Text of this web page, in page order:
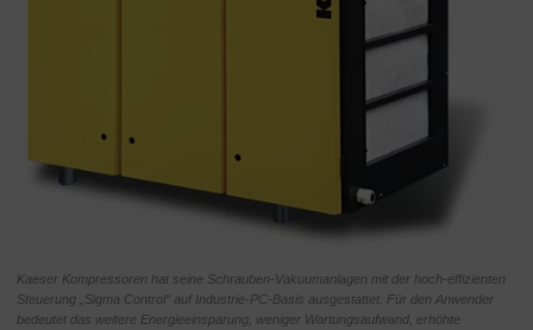
Kaeser Kompressoren hat seine Schrauben-Vakuumanlagen mit der hoch-effizienten
Steuerung „Sigma Control“ auf Industrie-PC-Basis ausgestattet. Für den Anwender
bedeutet das weitere Energieeinsparung, weniger Wartungsaufwand, erhöhte